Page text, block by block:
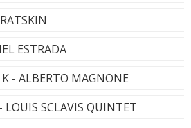
ESTRADA
- ALBERTO MAGNONE
SCLAVIS QUINTET